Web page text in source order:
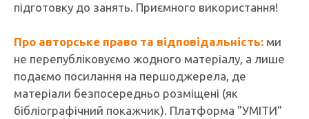
підготовку до занять. Приємного використання!
Про авторське право та відповідальність: ми
не перепубліковуємо жодного матеріалу, а лише
подаємо посилання на першоджерела, де
матеріали безпосередньо розміщені (як
бібліографічний покажчик). Платформа "УМІТИ"